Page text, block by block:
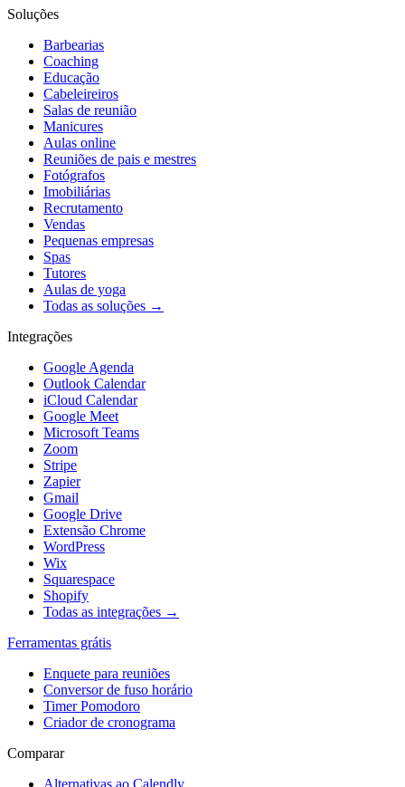
Soluções
Barbearias
Coaching
Educação
Cabeleireiros
Salas de reunião
Manicures
Aulas online
Reuniões de pais e mestres
Fotógrafos
Imobiliárias
Recrutamento
Vendas
Pequenas empresas
Spas
Tutores
Aulas de yoga
Todas as soluções →
Integrações
Google Agenda
Outlook Calendar
iCloud Calendar
Google Meet
Microsoft Teams
Zoom
Stripe
Zapier
Gmail
Google Drive
Extensão Chrome
WordPress
Wix
Squarespace
Shopify
Todas as integrações →
Ferramentas grátis
Enquete para reuniões
Conversor de fuso horário
Timer Pomodoro
Criador de cronograma
Comparar